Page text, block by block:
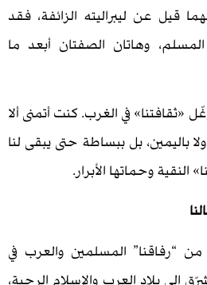
ليبراليته الزائفة، فقد
الصفتان أبعد ما
في الغرب. كنت أتمنى ألا
بل ببساطة حتى يبقى لنا
الأبرار.
المسلمين والعرب في